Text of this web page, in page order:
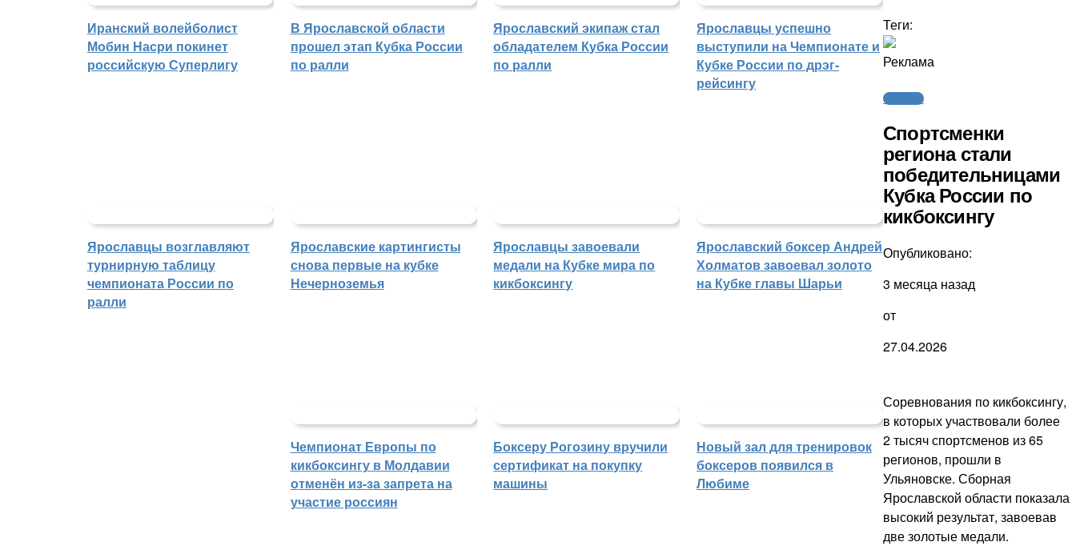
Иранский волейболист
Мобин Насри покинет
российскую Суперлигу
В Ярославской области
прошел этап Кубка России
по ралли
Ярославский экипаж стал
обладателем Кубка России
по ралли
Ярославцы успешно
выступили на Чемпионате и
Кубке России по дрэг-
рейсингу
Ярославцы возглавляют
турнирную таблицу
чемпионата России по
ралли
Ярославские картингисты
снова первые на кубке
Нечерноземья
Ярославцы завоевали
медали на Кубке мира по
кикбоксингу
Ярославский боксер Андрей
Холматов завоевал золото
на Кубке главы Шарьи
Чемпионат Европы по
кикбоксингу в Молдавии
отменён из-за запрета на
участие россиян
Боксеру Рогозину вручили
сертификат на покупку
машины
Новый зал для тренировок
боксеров появился в
Любиме
Теги:
Реклама
Силовые
Спортсменки
региона стали
победительницами
Кубка России по
кикбоксингу
Опубликовано:
3 месяца назад
от
27.04.2026
Соревнования по кикбоксингу,
в которых участвовали более
2 тысяч спортсменов из 65
регионов, прошли в
Ульяновске. Сборная
Ярославской области показала
высокий результат, завоевав
две золотые медали.